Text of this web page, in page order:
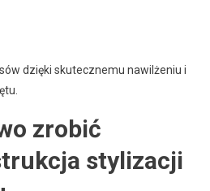
dzięki skutecznemu nawilżeniu i
zrobić
stylizacji